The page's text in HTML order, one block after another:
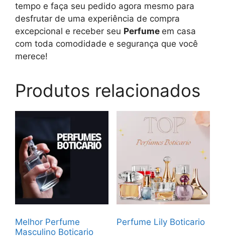
tempo e faça seu pedido agora mesmo para
desfrutar de uma experiência de compra
excepcional e receber seu Perfume em casa
com toda comodidade e segurança que você
merece!
Produtos relacionados
Melhor Perfume
Masculino Boticario
Perfume Lily Boticario